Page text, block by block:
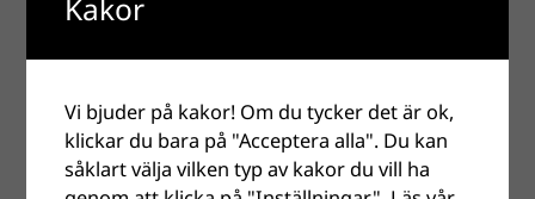
Kakor
Vi bjuder på kakor! Om du tycker det är ok,
klickar du bara på "Acceptera alla". Du kan
såklart välja vilken typ av kakor du vill ha